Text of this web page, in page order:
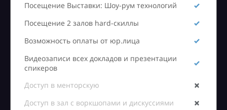
Посещение Выставки: Шоу-рум технологий
Посещение 2 залов hard-скиллы
Возможность оплаты от юр.лица
Видеозаписи всех докладов и презентации
спикеров
Доступ в менторскую
Доступ в зал с воркшопами и дискуссиями